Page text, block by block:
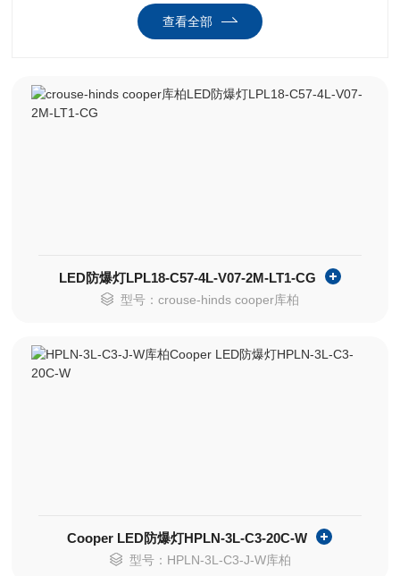
查看全部
LED防爆灯LPL18-C57-4L-V07-2M-LT1-CG
型号：crouse-hinds cooper库柏
Cooper LED防爆灯HPLN-3L-C3-20C-W
型号：HPLN-3L-C3-J-W库柏